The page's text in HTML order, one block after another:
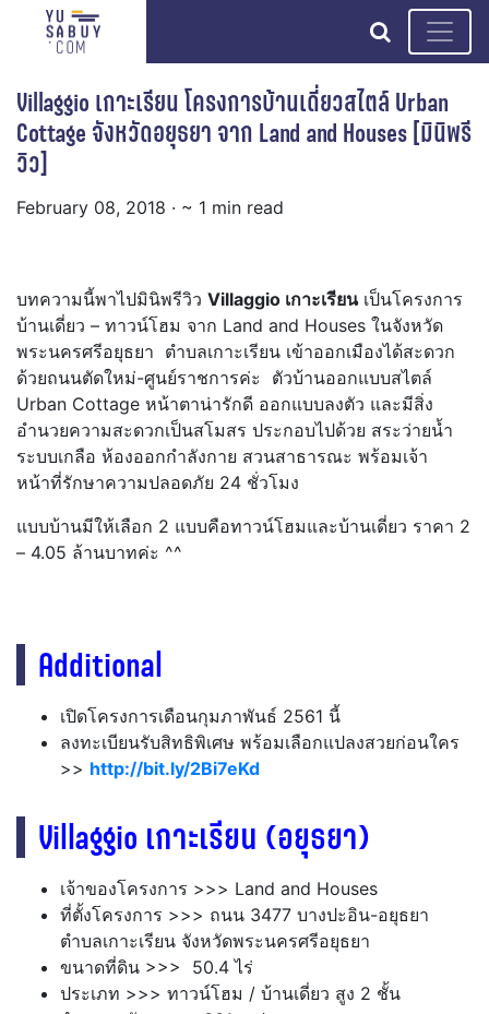
search
Villaggio เกาะเรียน โครงการบ้านเดี่ยวสไตล์ Urban
Cottage จังหวัดอยุธยา จาก Land and Houses [มินิพรี
วิว]
February 08, 2018 · ~ 1 min read
บทความนี้พาไปมินิพรีวิว Villaggio เกาะเรียนเป็นโครงการ
บ้านเดี่ยว – ทาวน์โฮม จาก Land and Houses ในจังหวัด
พระนครศรีอยุธยา ตำบลเกาะเรียน เข้าออกเมืองได้สะดวก
ด้วยถนนตัดใหม่-ศูนย์ราชการค่ะ ตัวบ้านออกแบบสไตล์
Urban Cottage หน้าตาน่ารักดี ออกแบบลงตัว และมีสิ่ง
อำนวยความสะดวกเป็นสโมสร ประกอบไปด้วย สระว่ายน้ำ
ระบบเกลือ ห้องออกกำลังกาย สวนสาธารณะ พร้อมเจ้า
หน้าที่รักษาความปลอดภัย 24 ชั่วโมง
แบบบ้านมีให้เลือก 2 แบบคือทาวน์โฮมและบ้านเดี่ยว ราคา 2
– 4.05 ล้านบาทค่ะ ^^
Additional
เปิดโครงการเดือนกุมภาพันธ์ 2561 นี้
ลงทะเบียนรับสิทธิพิเศษ พร้อมเลือกแปลงสวยก่อนใคร
>> http://bit.ly/2Bi7eKd
Villaggio เกาะเรียน (อยุธยา)
เจ้าของโครงการ >>> Land and Houses
ที่ตั้งโครงการ >>> ถนน 3477 บางปะอิน-อยุธยา
ตำบลเกาะเรียน จังหวัดพระนครศรีอยุธยา
ขนาดที่ดิน >>> 50.4 ไร่
ประเภท >>> ทาวน์โฮม / บ้านเดี่ยว สูง 2 ชั้น